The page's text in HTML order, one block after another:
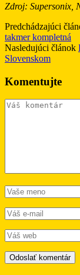
Zdroj: Supersonix,
Predchádzajúci
takmer kompletná
Nasledujúci článok
Slovenskom
Komentujte